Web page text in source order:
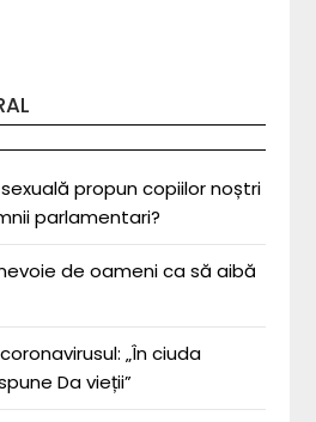
propun copiilor noștri
parlamentari?
de oameni ca să aibă
„În ciuda
Da vieții”